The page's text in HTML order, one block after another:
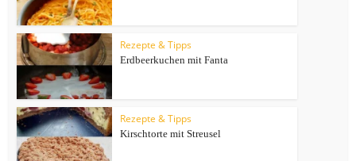
Rezepte & Tipps
Erdbeerkuchen mit Fanta
Rezepte & Tipps
Kirschtorte mit Streusel